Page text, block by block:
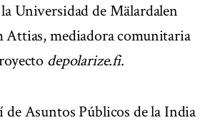
Universidad de Mälardalen
Attias, mediadora comunitaria
depolarize.fi.
de Asuntos Públicos de la India